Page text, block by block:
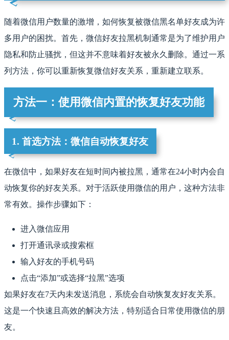
随着微信用户数量的激增，如何恢复被微信黑名单好友成为许
多用户的困扰。首先，微信好友拉黑机制通常是为了维护用户
隐私和防止骚扰，但这并不意味着好友被永久删除。通过一系
列方法，你可以重新恢复微信好友关系，重新建立联系。
方法一：使用微信内置的恢复好友功能
1. 首选方法：微信自动恢复好友
在微信中，如果好友在短时间内被拉黑，通常在24小时内会自
动恢复你的好友关系。对于活跃使用微信的用户，这种方法非
常有效。操作步骤如下：
进入微信应用
打开通讯录或搜索框
输入好友的手机号码
点击“添加”或选择“拉黑”选项
如果好友在7天内未发送消息，系统会自动恢复友好友关系。
这是一个快速且高效的解决方法，特别适合日常使用微信的朋
友。